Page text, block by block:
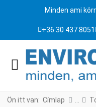
Minden ami
+36 30 437 8051
Ön itt van: Címlap